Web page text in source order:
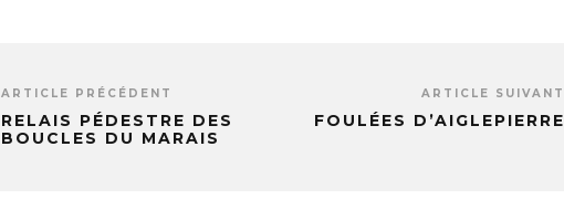
ARTICLE PRÉCÉDENT
RELAIS PÉDESTRE DES
BOUCLES DU MARAIS
ARTICLE SUIVANT
FOULÉES D’AIGLEPIERRE